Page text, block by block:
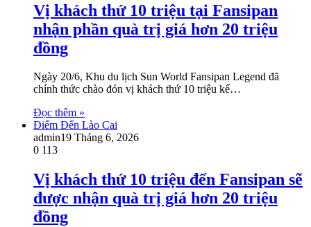
Vị khách thứ 10 triệu tại Fansipan
nhận phần quà trị giá hơn 20 triệu
đồng
Ngày 20/6, Khu du lịch Sun World Fansipan Legend đã
chính thức chào đón vị khách thứ 10 triệu kể…
Đọc thêm »
Điểm Đến Lào Cai
admin19 Tháng 6, 2026
0 113
Vị khách thứ 10 triệu đến Fansipan sẽ
được nhận quà trị giá hơn 20 triệu
đồng